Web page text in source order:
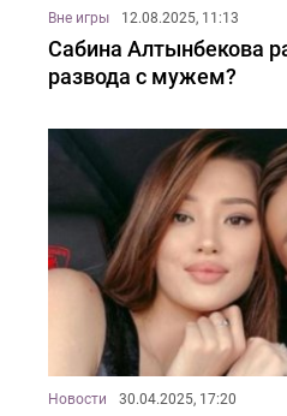
Вне игры 12.08.2025, 11:13
Сабина Алтынбекова
развода с мужем?
Новости 30.04.2025, 17:20